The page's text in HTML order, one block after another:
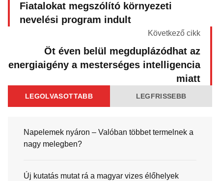
Fiatalokat megszólító környezeti
nevelési program indult
Következő cikk
Öt éven belül megduplázódhat az
energiaigény a mesterséges intelligencia
miatt
LEGOLVASOTTABB LEGFRISSEBB
Napelemek nyáron – Valóban többet termelnek a
nagy melegben?
Új kutatás mutat rá a magyar vizes élőhelyek